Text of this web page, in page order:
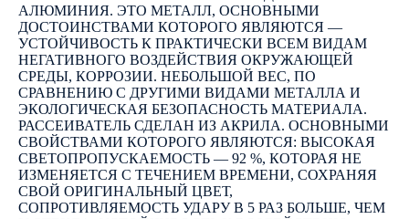
АЛЮМИНИЯ. ЭТО МЕТАЛЛ, ОСНОВНЫМИ
ДОСТОИНСТВАМИ КОТОРОГО ЯВЛЯЮТСЯ —
УСТОЙЧИВОСТЬ К ПРАКТИЧЕСКИ ВСЕМ ВИДАМ
НЕГАТИВНОГО ВОЗДЕЙСТВИЯ ОКРУЖАЮЩЕЙ
СРЕДЫ, КОРРОЗИИ. НЕБОЛЬШОЙ ВЕС, ПО
СРАВНЕНИЮ С ДРУГИМИ ВИДАМИ МЕТАЛЛА И
ЭКОЛОГИЧЕСКАЯ БЕЗОПАСНОСТЬ МАТЕРИАЛА.
РАССЕИВАТЕЛЬ СДЕЛАН ИЗ АКРИЛА. ОСНОВНЫМИ
СВОЙСТВАМИ КОТОРОГО ЯВЛЯЮТСЯ: ВЫСОКАЯ
СВЕТОПРОПУСКАЕМОСТЬ — 92 %, КОТОРАЯ НЕ
ИЗМЕНЯЕТСЯ С ТЕЧЕНИЕМ ВРЕМЕНИ, СОХРАНЯЯ
СВОЙ ОРИГИНАЛЬНЫЙ ЦВЕТ,
СОПРОТИВЛЯЕМОСТЬ УДАРУ В 5 РАЗ БОЛЬШЕ, ЧЕМ